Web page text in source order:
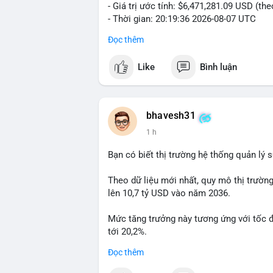
- Giá trị ước tính: $6,471,281.09 USD
- Thời gian: 20:19:36 2026-08-07 UTC
Nhận định phân tích: Khối lượng 99.6
thường gặp ở hai kịch bản: cá voi nạp
hoặc chuyển sang ví lạnh nhằm tích
BTC vào ví nóng sàn, khả năng cao là
hoạt động, đó là tín hiệu gom hàng chiến
tránh hành động theo cảm xúc. Xác
#99dot6btc #capvoichuyentien
Đọc thêm
Like Bình luận
bhavesh31
1 h
Bạn có biết thị trường hệ thống quản lý
Theo dữ liệu mới nhất, quy mô thị
lên 10,7 tỷ USD vào năm 2036.
Mức tăng trưởng này tương ứng với tốc
tới 20,2%.
Điều gì đang thúc đẩy sự tăng trưởng
Đọc thêm